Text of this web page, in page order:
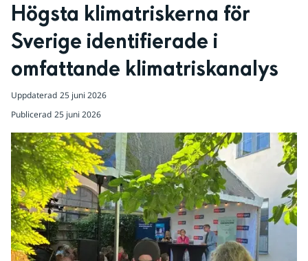
Högsta klimatriskerna för
Sverige identifierade i
omfattande klimatriskanalys
Uppdaterad 25 juni 2026
Publicerad 25 juni 2026